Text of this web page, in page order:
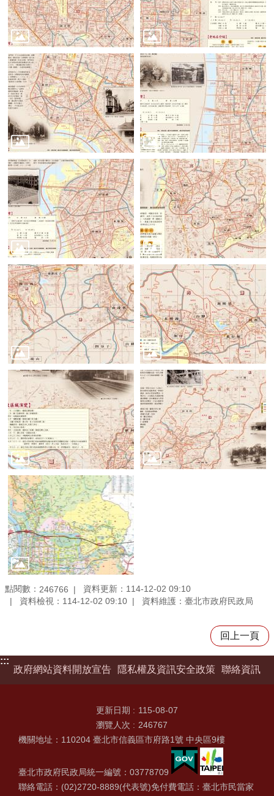
點閱數： 246766
資料更新：114-12-02 09:10
資料檢視：114-12-02 09:10
資料維護：臺北市政府民政局
回上一頁
:::
政府網站資料開放宣告
隱私權及資訊安全政策 聯絡資訊
更新日期
115-08-07
瀏覽人次
246767
機關地址：110204 臺北市信義區市府路1號 中央區9樓
臺北市政府民政局統一編號：03778709
聯絡電話：(02)2720-8889(代表號)免付費電話：臺北市民當家